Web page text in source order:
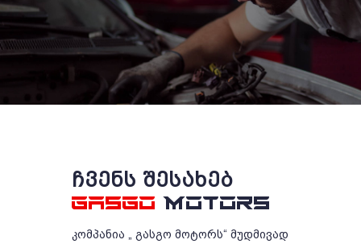
ᲩᲕᲔᲜᲡ ᲨᲔᲡᲐᲮᲔᲑ
GASGO MOTORS
კომპანია „ გასგო მოტორს“ მუდმივად